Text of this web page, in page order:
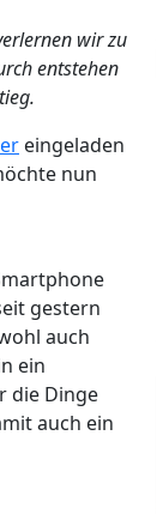
wir zu
entstehen
eingeladen
nun
gestern
auch
ein
die Dinge
auch ein